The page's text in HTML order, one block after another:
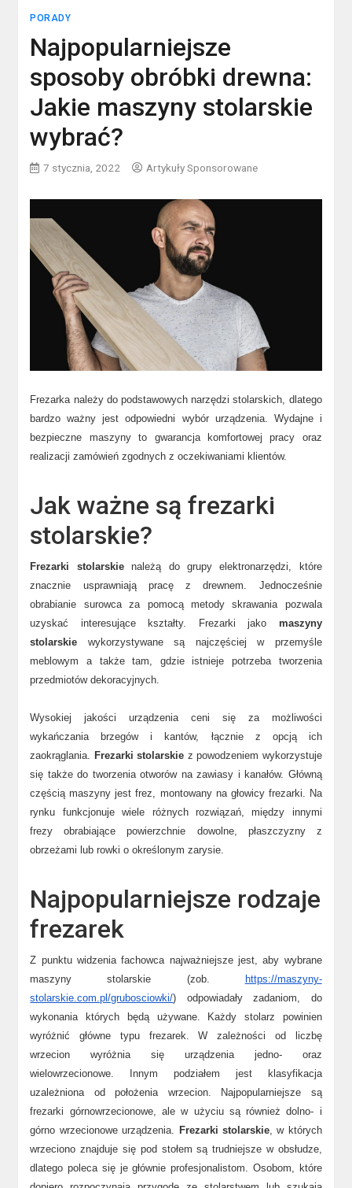
PORADY
Najpopularniejsze
sposoby obróbki drewna:
Jakie maszyny stolarskie
wybrać?
7 stycznia, 2022 Artykuły Sponsorowane
Frezarka należy do podstawowych narzędzi stolarskich, dlatego
bardzo ważny jest odpowiedni wybór urządzenia. Wydajne i
bezpieczne maszyny to gwarancja komfortowej pracy oraz
realizacji zamówień zgodnych z oczekiwaniami klientów.
Jak ważne są frezarki
stolarskie?
Frezarki stolarskienależą do grupy elektronarzędzi, które
znacznie usprawniają pracę z drewnem. Jednocześnie
obrabianie surowca za pomocą metody skrawania pozwala
uzyskać interesujące kształty. Frezarki jako maszyny
stolarskie wykorzystywane są najczęściej w przemyśle
meblowym a także tam, gdzie istnieje potrzeba tworzenia
przedmiotów dekoracyjnych.
Wysokiej jakości urządzenia ceni się za możliwości
wykańczania brzegów i kantów, łącznie z opcją ich
zaokrąglania. Frezarki stolarskie z powodzeniem wykorzystuje
się także do tworzenia otworów na zawiasy i kanałów. Główną
częścią maszyny jest frez, montowany na głowicy frezarki. Na
rynku funkcjonuje wiele różnych rozwiązań, między innymi
frezy obrabiające powierzchnie dowolne, płaszczyzny z
obrzeżami lub rowki o określonym zarysie.
Najpopularniejsze rodzaje
frezarek
Z punktu widzenia fachowca najważniejsze jest, aby wybrane
maszyny stolarskie (zob.
https://maszyny-
stolarskie.com.pl/grubosciowki/) odpowiadały zadaniom, do
wykonania których będą używane. Każdy stolarz powinien
wyróżnić główne typu frezarek. W zależności od liczbę
wrzecion wyróżnia się urządzenia jedno- oraz
wielowrzecionowe. Innym podziałem jest klasyfikacja
uzależniona od położenia wrzecion. Najpopularniejsze są
frezarki górnowrzecionowe, ale w użyciu są również dolno- i
górno wrzecionowe urządzenia. Frezarki stolarskie, w których
wrzeciono znajduje się pod stołem są trudniejsze w obsłudze,
dlatego poleca się je głównie profesjonalistom. Osobom, które